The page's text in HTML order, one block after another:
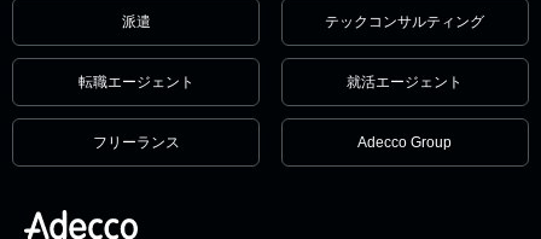
派遣 テックコンサルティング
転職エージェント 就活エージェント
フリーランス Adecco Group